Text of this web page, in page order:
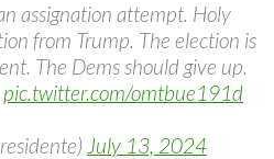
assignation attempt. Holy
from Trump. The election is
The Dems should give up.
pic.twitter.com/omtbue191d
July 13, 2024